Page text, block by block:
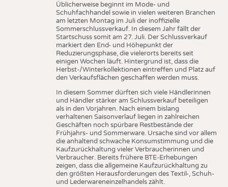
Üblicherweise beginnt im Mode- und
Schuhfachhandel sowie in vielen weiteren Branchen
am letzten Montag im Juli der inoffizielle
Sommerschlussverkauf. In diesem Jahr fällt der
Startschuss somit am 27. Juli. Der Schlussverkauf
markiert den End- und Höhepunkt der
Reduzierungsphase, die vielerorts bereits seit
einigen Wochen läuft. Hintergrund ist, dass die
Herbst-/Winterkollektionen eintreffen und Platz auf
den Verkaufsflächen geschaffen werden muss.
In diesem Sommer dürften sich viele Händlerinnen
und Händler stärker am Schlussverkauf beteiligen
als in den Vorjahren. Nach einem bislang
verhaltenen Saisonverlauf liegen in zahlreichen
Geschäften noch spürbare Restbestände der
Frühjahrs- und Sommerware. Ursache sind vor allem
die anhaltend schwache Konsumstimmung und die
Kaufzurückhaltung vieler Verbraucherinnen und
Verbraucher. Bereits frühere BTE-Erhebungen
zeigen, dass die allgemeine Kaufzurückhaltung zu
den größten Herausforderungen des Textil-, Schuh-
und Lederwareneinzelhandels zählt.